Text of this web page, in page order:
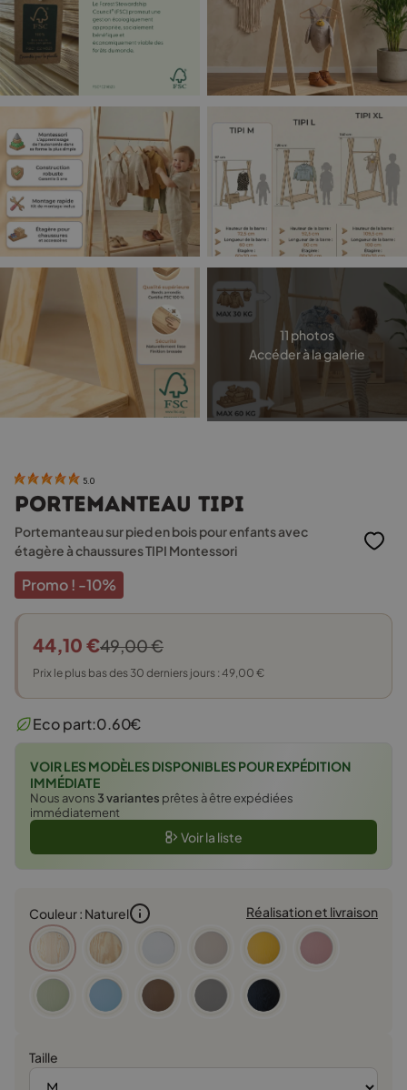
11 photos
Accéder à la galerie
5.0
Portemanteau TIPI
Portemanteau sur pied en bois pour enfants avec
étagère à chaussures TIPI Montessori
Promo ! -10%
49,00€
Le
prix
était :
49,00 €.
44,10 €
Le
prix
est :
44,10 €.
Prix le plus bas des 30 derniers jours : 49,00 €
Eco part:0.60€
VOIR LES MODÈLES DISPONIBLES POUR EXPÉDITION
IMMÉDIATE
Nous avons 3 variantes prêtes à être expédiées
immédiatement
Voir la liste
Couleur : Naturel Réalisation et livraison
Taille